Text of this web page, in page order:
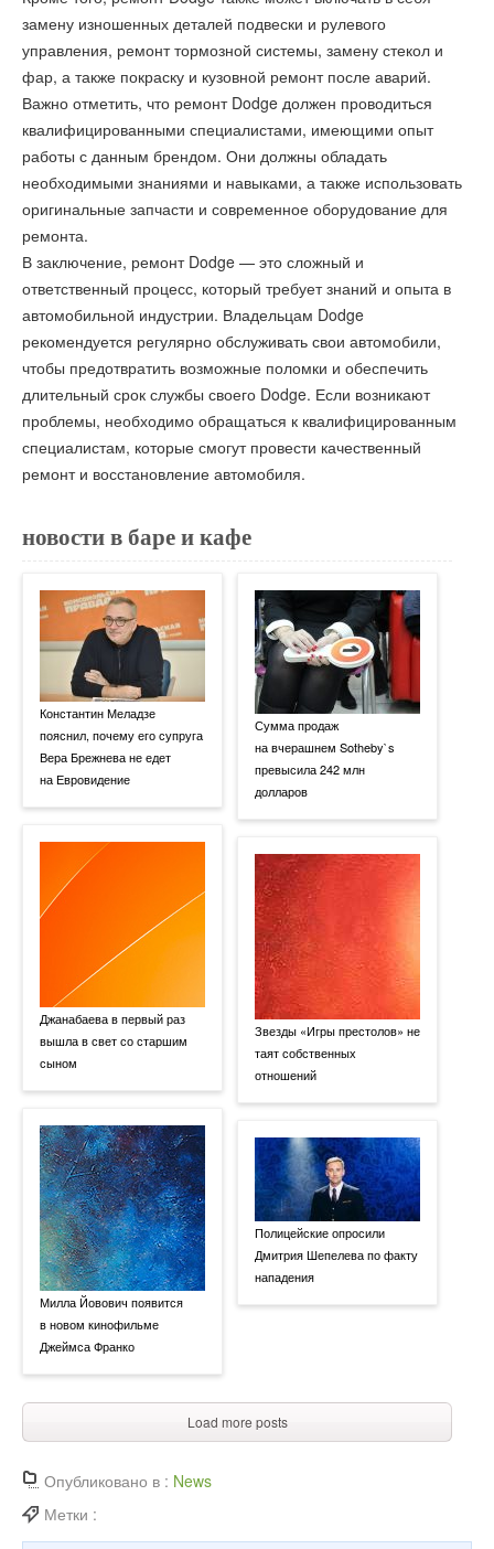
замену изношенных деталей подвески и рулевого
управления, ремонт тормозной системы, замену стекол и
фар, а также покраску и кузовной ремонт после аварий.
Важно отметить, что ремонт Dodge должен проводиться
квалифицированными специалистами, имеющими опыт
работы с данным брендом. Они должны обладать
необходимыми знаниями и навыками, а также использовать
оригинальные запчасти и современное оборудование для
ремонта.
В заключение, ремонт Dodge — это сложный и
ответственный процесс, который требует знаний и опыта в
автомобильной индустрии. Владельцам Dodge
рекомендуется регулярно обслуживать свои автомобили,
чтобы предотвратить возможные поломки и обеспечить
длительный срок службы своего Dodge. Если возникают
проблемы, необходимо обращаться к квалифицированным
специалистам, которые смогут провести качественный
ремонт и восстановление автомобиля.
новости в баре и кафе
Константин Меладзе
пояснил, почему его супруга
Вера Брежнева не едет
на Евровидение
Джанабаева в первый раз
вышла в свет со старшим
сыном
Милла Йовович появится
в новом кинофильме
Джеймса Франко
Сумма продаж
на вчерашнем Sotheby`s
превысила 242 млн
долларов
Звезды «Игры престолов» не
таят собственных
отношений
Полицейские опросили
Дмитрия Шепелева по факту
нападения
Load more posts
Опубликовано в : News
Метки :